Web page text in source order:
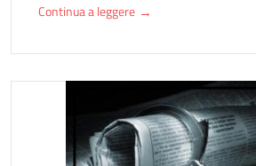
Continua a leggere →